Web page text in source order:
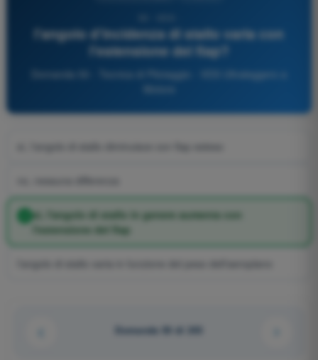
l'angolo d'incidenza di stallo varia con
l'estensione del flap?
Domanda 50 - Tecnica di Pilotaggio - VDS Ultraleggero a
sì, l'angolo di stallo in genere aumenta con
l'estensione del flap
Domanda 50 di 243